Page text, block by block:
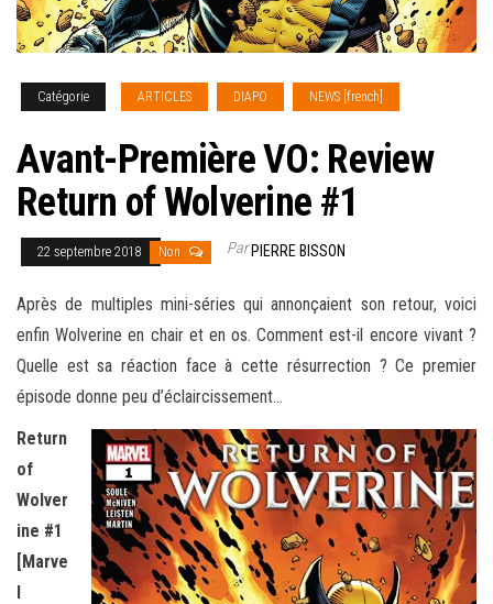
Catégorie ARTICLES DIAPO NEWS [french]
Avant-Première VO: Review
Return of Wolverine #1
22 septembre 2018 Non ParPIERRE BISSON
Après de multiples mini-séries qui annonçaient son retour, voici
enfin Wolverine en chair et en os. Comment est-il encore vivant ?
Quelle est sa réaction face à cette résurrection ?Ce premier
épisode donne peu d’éclaircissement…
Return
of
Wolver
ine #1
[Marve
l